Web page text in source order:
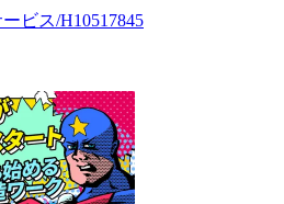
ビス/H10517845